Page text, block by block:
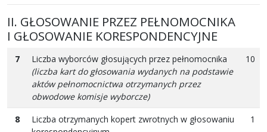
II. GŁOSOWANIE PRZEZ PEŁNOMOCNIKA
I GŁOSOWANIE KORESPONDENCYJNE
7
Liczba wyborców głosujących przez pełnomocnika
(liczba kart do głosowania wydanych na podstawie
aktów pełnomocnictwa otrzymanych przez
obwodowe komisje wyborcze)
10
8
Liczba otrzymanych kopert zwrotnych w głosowaniu
1